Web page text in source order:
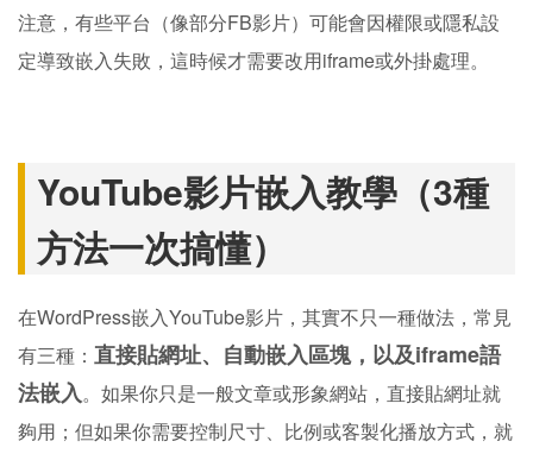
注意，有些平台（像部分FB影片）可能會因權限或隱私設
定導致嵌入失敗，這時候才需要改用iframe或外掛處理。
YouTube影片嵌入教學（3種
方法一次搞懂）
在WordPress嵌入YouTube影片，其實不只一種做法，常見
有三種： 直接貼網址、自動嵌入區塊，以及iframe語
法嵌入。如果你只是一般文章或形象網站，直接貼網址就
夠用；但如果你需要控制尺寸、比例或客製化播放方式，就